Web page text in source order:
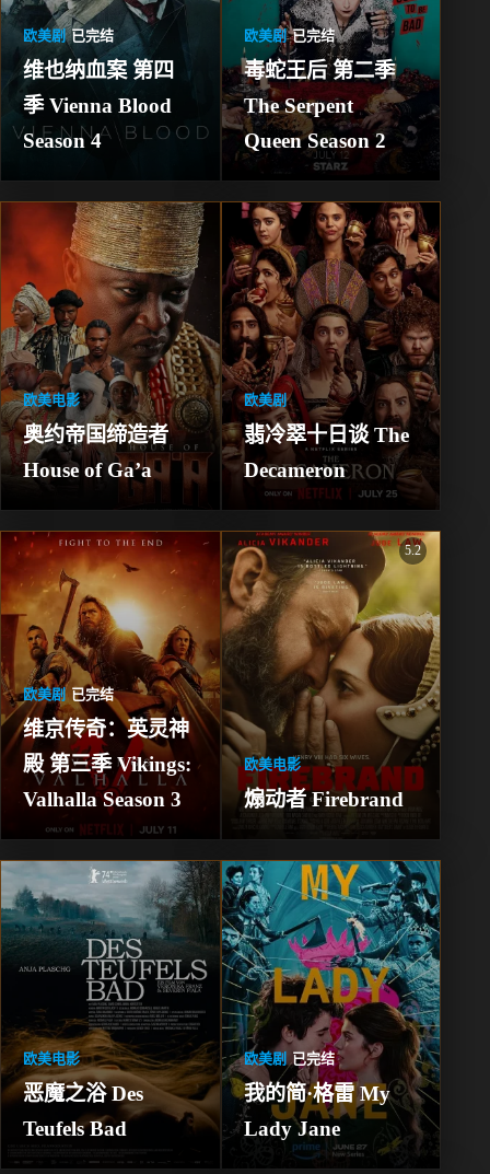
欧美剧 已完结
维也纳血案 第四
季 Vienna Blood
Season 4
欧美剧 已完结
毒蛇王后 第二季
The Serpent
Queen Season 2
欧美电影
奥约帝国缔造者
House of Ga’a
欧美剧
翡冷翠十日谈 The
Decameron
欧美剧 已完结
维京传奇：英灵神
殿 第三季 Vikings:
Valhalla Season 3
5.2
欧美电影
煽动者 Firebrand
欧美电影
恶魔之浴 Des
Teufels Bad
欧美剧 已完结
我的简·格雷 My
Lady Jane